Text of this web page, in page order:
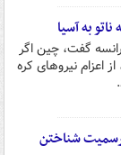
به آسیا
گفت، چین اگر
اعزام نیروهای کره
رسمیت شناختن